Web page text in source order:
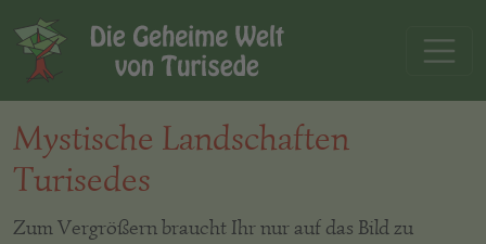
Mystische Landschaften
Turisedes
Zum Vergrößern braucht Ihr nur auf das Bild zu